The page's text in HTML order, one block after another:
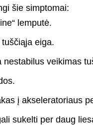
šie simptomai:
lemputė.
eiga.
nestabilus veikimas
į akseleratoriaus
sukelti per daug